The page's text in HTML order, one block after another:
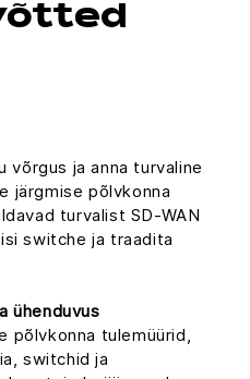
võrgus ja anna turvaline
järgmise põlvkonna
turvalist SD-WAN
switche ja traadita
ühenduvus
põlvkonna tulemüürid,
switchid ja